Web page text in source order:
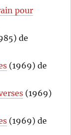
pour
de
(1969) de
(1969)
(1969) de